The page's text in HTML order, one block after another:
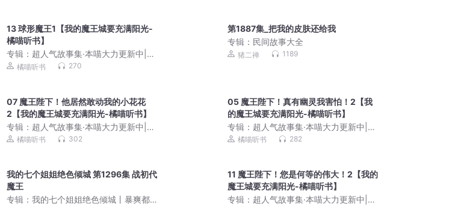
13 球形魔王1【我的魔王城要充满阳光-
橘喵听书】
专辑： 超人气故事集·本喵大力更新中|奇
幻橘喵故事
橘喵听书 270
第1887集_把我的皮肤还给我
专辑： 民间故事大全
猪二禅 1189
07 魔王陛下！他居然敢动我的小花花
2【我的魔王城要充满阳光-橘喵听书】
专辑： 超人气故事集·本喵大力更新中|奇
幻橘喵故事
橘喵听书 302
05 魔王陛下！真有幽灵我害怕！2【我
的魔王城要充满阳光-橘喵听书】
专辑： 超人气故事集·本喵大力更新中|奇
幻橘喵故事
橘喵听书 282
我的七个姐姐绝色倾城 第1296集 战初代
魔王
专辑：我的七个姐姐绝色倾城丨暴爽都
11 魔王陛下！您是何等的伟大！2【我的
魔王城要充满阳光-橘喵听书】
专辑： 超人气故事集·本喵大力更新中|奇